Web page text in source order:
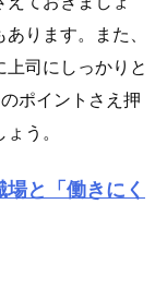
ります。また、
司にしっかりと
ポイントさえ押
う。
場と「働きにく